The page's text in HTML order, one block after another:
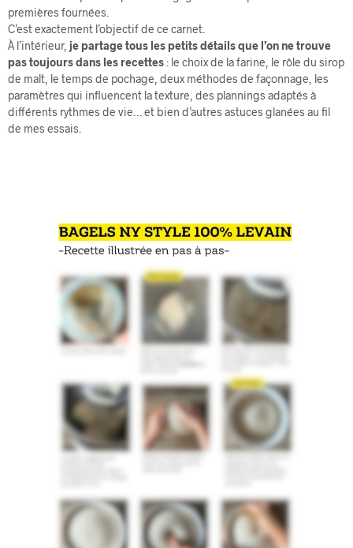
premières fournées.
C’est exactement l’objectif de ce carnet.
À l’intérieur, je partage tous les petits détails que l’on ne trouve
pas toujours dans les recettes: le choix de la farine, le rôle du sirop
de malt, le temps de pochage, deux méthodes de façonnage, les
paramètres qui influencent la texture, des plannings adaptés à
différents rythmes de vie… et bien d’autres astuces glanées au fil
de mes essais.